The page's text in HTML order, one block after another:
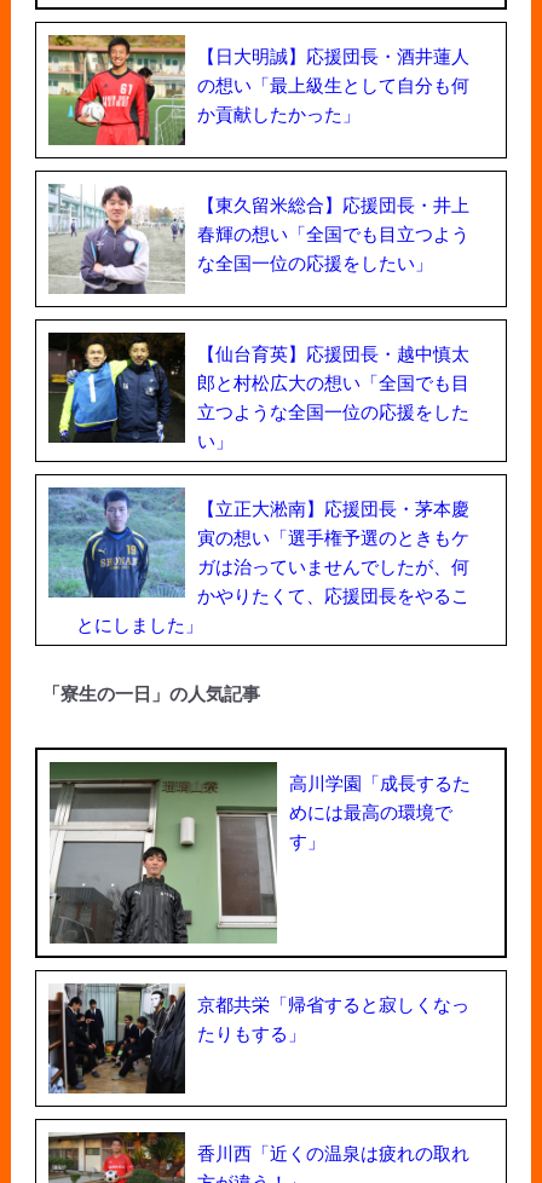
【日大明誠】応援団長・酒井蓮人
の想い「最上級生として自分も何
か貢献したかった」
【東久留米総合】応援団長・井上
春輝の想い「全国でも目立つよう
な全国一位の応援をしたい」
【仙台育英】応援団長・越中慎太
郎と村松広大の想い「全国でも目
立つような全国一位の応援をした
い」
【立正大淞南】応援団長・茅本慶
寅の想い「選手権予選のときもケ
ガは治っていませんでしたが、何
かやりたくて、応援団長をやるこ
とにしました」
「寮生の一日」の人気記事
高川学園「成長するた
めには最高の環境で
す」
京都共栄「帰省すると寂しくなっ
たりもする」
香川西「近くの温泉は疲れの取れ